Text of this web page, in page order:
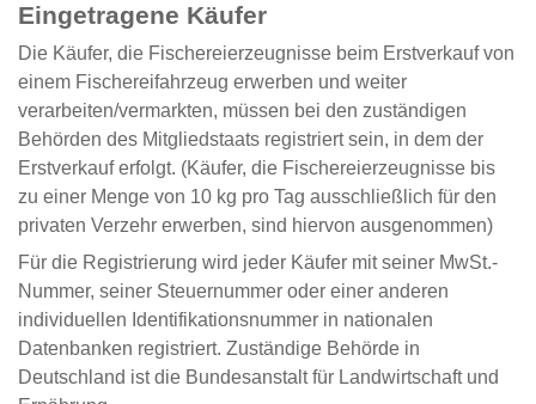
Eingetragene Käufer
Die Käufer, die Fischereierzeugnisse beim Erstverkauf von
einem Fischereifahrzeug erwerben und weiter
verarbeiten/vermarkten, müssen bei den zuständigen
Behörden des Mitgliedstaats registriert sein, in dem der
Erstverkauf erfolgt. (Käufer, die Fischereierzeugnisse bis
zu einer Menge von 10 kg pro Tag ausschließlich für den
privaten Verzehr erwerben, sind hiervon ausgenommen)
Für die Registrierung wird jeder Käufer mit seiner MwSt.-
Nummer, seiner Steuernummer oder einer anderen
individuellen Identifikationsnummer in nationalen
Datenbanken registriert. Zuständige Behörde in
Deutschland ist die Bundesanstalt für Landwirtschaft und